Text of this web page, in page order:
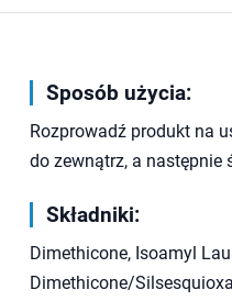
Sposób użycia:
Rozprowadź produkt na
do zewnątrz, a następnie
Składniki:
Dimethicone, Isoamyl
Dimethicone/